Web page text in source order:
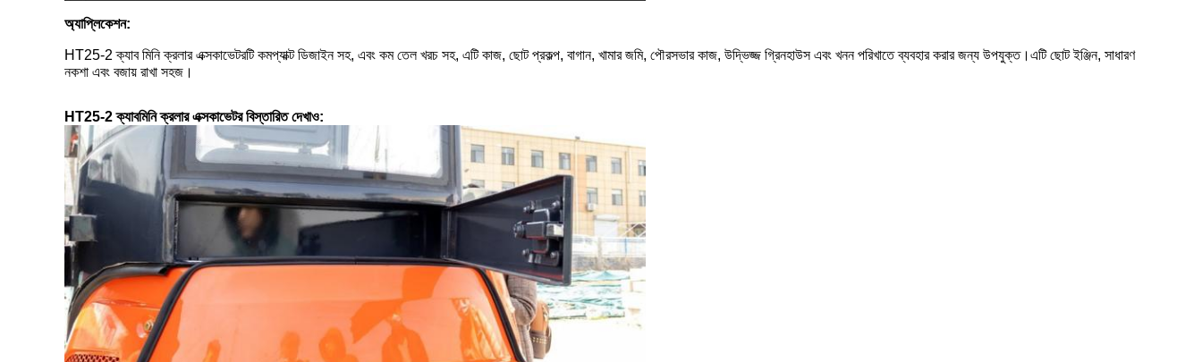
অ্যাপ্লিকেশন:
HT25-2 ক্যাব মিনি ক্রলার এক্সকাভেটরটি কমপ্যাক্ট ডিজাইন সহ, এবং কম তেল খরচ সহ, এটি কাজ, ছোট প্রকল্প, বাগান, খামার জমি, পৌরসভার কাজ, উদ্ভিজ্জ গ্রিনহাউস এবং খনন পরিখাতে ব্যবহার করার জন্য উপযুক্ত।এটি ছোট ইঞ্জিন, সাধারণ
নকশা এবং বজায় রাখা সহজ।
HT25-2 ক্যাবমিনি ক্রলার এক্সকাভেটর বিস্তারিত দেখাও: